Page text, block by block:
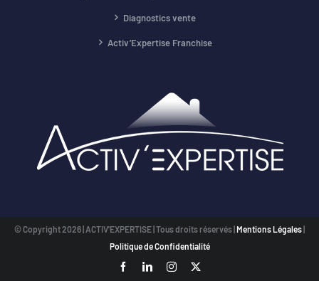
Diagnostics vente
Activ’Expertise Franchise
© Copyright2026 | ACTIV'EXPERTISE | Tous droits réservés |Mentions Légales|
Politique de Confidentialité
FacebookLinkedInInstagram